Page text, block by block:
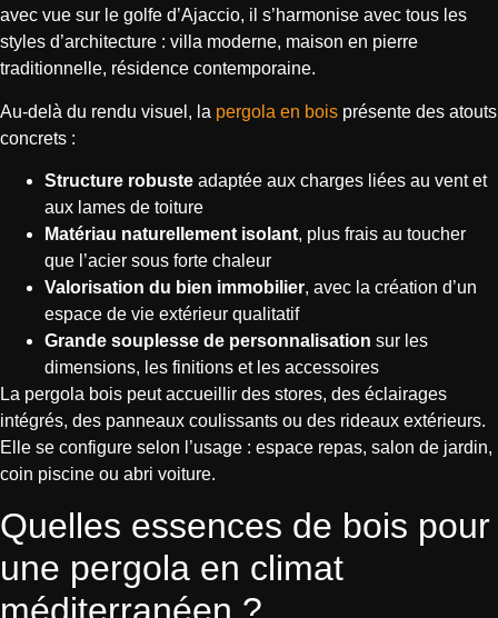
avec vue sur le golfe d’Ajaccio, il s’harmonise avec tous les
styles d’architecture : villa moderne, maison en pierre
traditionnelle, résidence contemporaine.
Au-delà du rendu visuel, la pergola en bois présente des atouts
concrets :
Structure robuste adaptée aux charges liées au vent et
aux lames de toiture
Matériau naturellement isolant, plus frais au toucher
que l’acier sous forte chaleur
Valorisation du bien immobilier, avec la création d’un
espace de vie extérieur qualitatif
Grande souplesse de personnalisation sur les
dimensions, les finitions et les accessoires
La pergola bois peut accueillir des stores, des éclairages
intégrés, des panneaux coulissants ou des rideaux extérieurs.
Elle se configure selon l’usage : espace repas, salon de jardin,
coin piscine ou abri voiture.
Quelles essences de bois pour
une pergola en climat
méditerranéen ?